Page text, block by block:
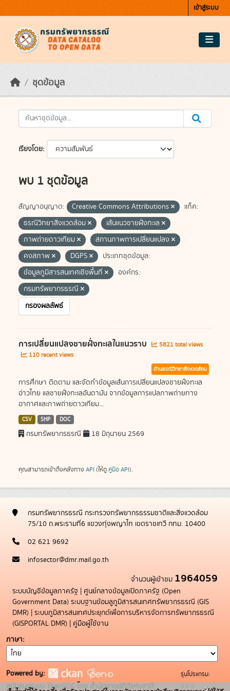
เข้าสู่ระบบ
ชุดข้อมูล
เรียงโดย
พบ 1 ชุดข้อมูล
สัญญาอนุญาต: Creative Commons Attributions
แท็ค:
ธรณีวิทยาสิ่งแวดล้อม
เส้นแนวชายฝั่งทะเล
ภาพถ่ายดาวเทียม
สถานภาพการเปลี่ยนแปลง
คงสภาพ
DGPS
ประเภทชุดข้อมูล:
ข้อมูลภูมิสารสนเทศเชิงพื้นที่
องค์กร:
กรมทรัพยากรธรณี
กรองผลลัพธ์
การเปลี่ยนแปลงชายฝั่งทะเลในแนวราบ
5821 total views
110 recent views
ด้านธรณีวิทยาสิ่งแวดล้อม
การศึกษา ติดตาม และจัดทำข้อมูลเส้นการเปลี่ยนแปลงชายฝั่งทะเล
อ่าวไทย แลชายฝั่งทะเลอันดามัน จากข้อมูลการแปลภาพถ่ายทาง
อากาศและภาพถ่ายดาวเทียม...
CSV SHP DOC
กรมทรัพยากรธรณี 18 มิถุนายน 2569
คุณสามารถเข้าถึงคลังทาง API (ให้ดู คู่มือ API).
กรมทรัพยากรธรณี กระทรวงทรัพยากรธรรมชาติและสิ่งแวดล้อม
75/10 ถ.พระรามที่6 แขวงทุ่งพญาไท เขตราชเทวี กทม. 10400
02 621 9692
infosector@dmr.mail.go.th
จำนวนผู้เข้าชม 1964059
ระบบบัญชีข้อมูลภาครัฐ | ศูนย์กลางข้อมูลเปิดภาครัฐ (Open
Government Data) ระบบฐานข้อมลูภูมิสารสนเทศทรัพยากรธรณี (GIS
DMR) | ระบบภูมิสารสนเทศประยุกต์เพื่อการบริหารจัดการทรัพยากรธรณี
(GISPORTAL DMR) | คู่มือผู้ใช้งาน
ภาษา
Powered by:
สนับสนุนระบบ Thai-GDC โดย สำนักงานสถิติแห่งชาติ
รุ่นโปรแกรม:
3.0.0